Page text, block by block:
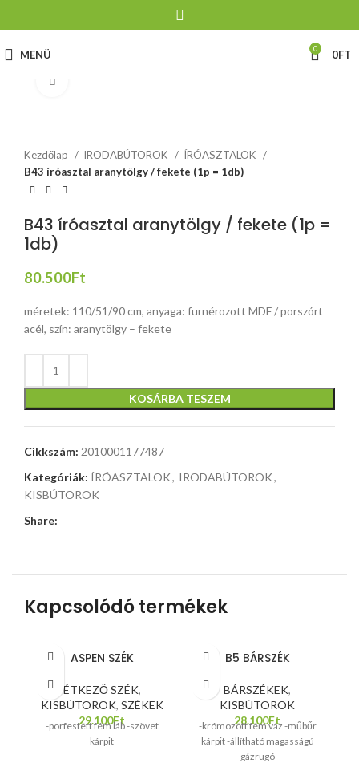
MENÜ 0 0FT
Kezdőlap IRODABÚTOROK
ÍRÓASZTALOK
B43 íróasztal aranytölgy / fekete (1p = 1db)
B43 íróasztal aranytölgy / fekete (1p =
1db)
80.500Ft
méretek: 110/51/90 cm, anyaga: furnérozott MDF / porszórt
acél, szín: aranytölgy – fekete
KOSÁRBA TESZEM
Cikkszám: 2010001177487
Kategóriák: ÍRÓASZTALOK, IRODABÚTOROK,
KISBÚTOROK
Share:
Kapcsolódó termékek
ASPEN SZÉK
ÉTKEZŐ SZÉK,
KISBÚTOROK, SZÉKEK
29.100Ft
-porfestett fém láb -szövet
kárpit
B5 BÁRSZÉK
BÁRSZÉKEK,
KISBÚTOROK
28.100Ft
-krómozott fém váz -műbőr
kárpit -állítható magasságú
gázrugó